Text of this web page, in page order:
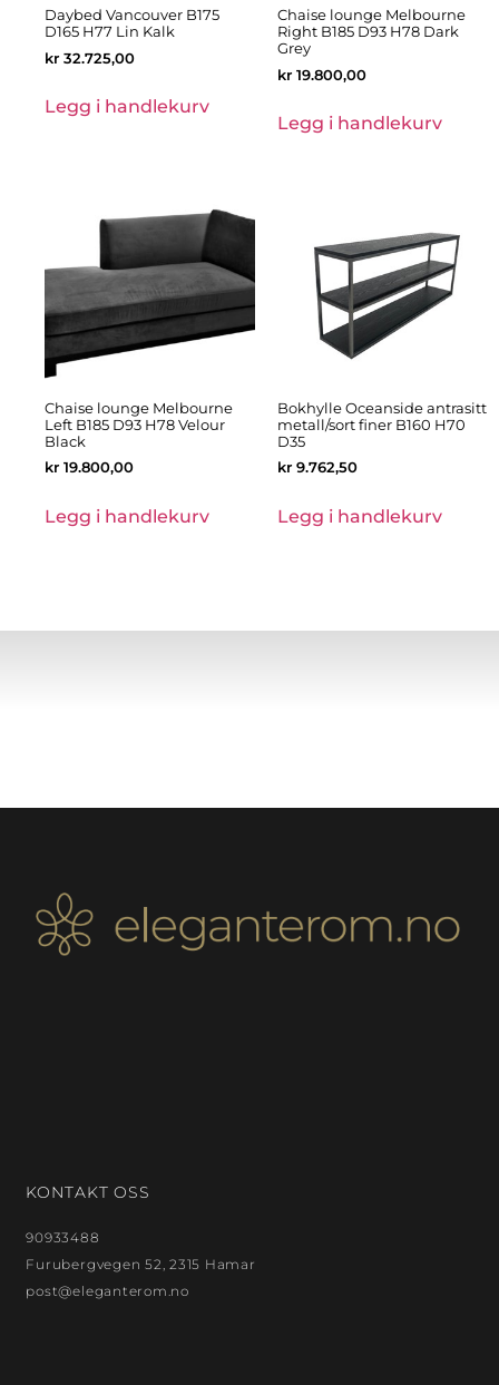
Daybed Vancouver B175
D165 H77 Lin Kalk
kr 32.725,00
Legg i handlekurv
Chaise lounge Melbourne
Right B185 D93 H78 Dark
Grey
kr 19.800,00
Legg i handlekurv
Chaise lounge Melbourne
Left B185 D93 H78 Velour
Black
kr 19.800,00
Legg i handlekurv
Bokhylle Oceanside antrasitt
metall/sort finer B160 H70
D35
kr 9.762,50
Legg i handlekurv
KONTAKT OSS
90933488
Furubergvegen 52, 2315 Hamar
post@eleganterom.no